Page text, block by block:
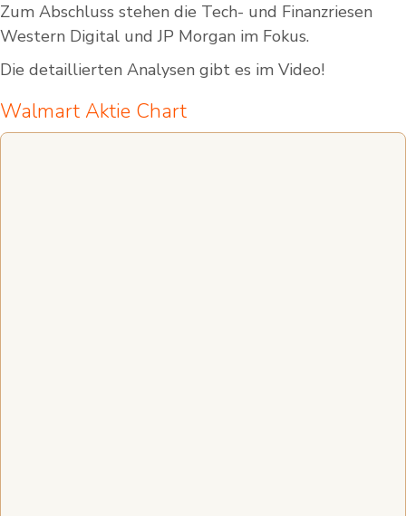
Zum Abschluss stehen die Tech- und Finanzriesen
Western Digital und JP Morgan im Fokus.
Die detaillierten Analysen gibt es im Video!
Walmart Aktie Chart